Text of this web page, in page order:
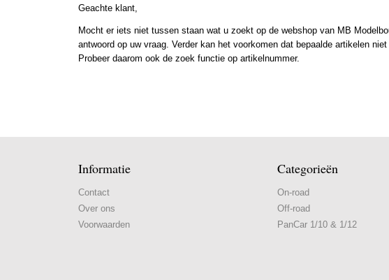
Geachte klant,
Mocht er iets niet tussen staan wat u zoekt op de webshop van MB
antwoord op uw vraag. Verder kan het voorkomen dat bepaalde artikelen
Probeer daarom ook de zoek functie op artikelnummer.
Informatie
Contact
Over ons
Voorwaarden
Categorieën
On-road
Off-road
PanCar 1/10 & 1/12